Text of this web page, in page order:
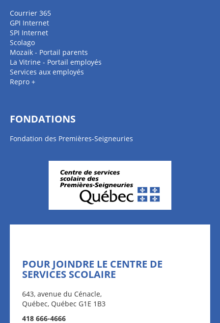
Courrier 365
GPI Internet
SPI Internet
Scolago
Mozaik - Portail parents
La Vitrine - Portail employés
Services aux employés
Repro +
FONDATIONS
Fondation des Premières-Seigneuries
POUR JOINDRE LE CENTRE DE
SERVICES SCOLAIRE
643, avenue du Cénacle,
Québec, Québec G1E 1B3
418 666-4666